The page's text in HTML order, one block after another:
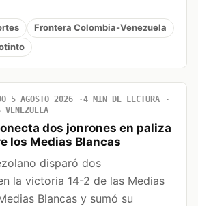
Frontera Colombia-Venezuela
5 AGOSTO 2026
4 MIN DE LECTURA
dos jonrones en paliza
los Medias Blancas
disparó dos
la victoria 14-2 de las Medias
Blancas y sumó su